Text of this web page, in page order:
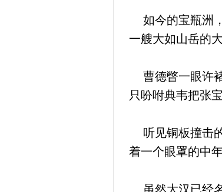
如今的宝瓶洲
一艘大如山岳的
曹德瞥一眼许褚
只吩咐典韦把张
听见铜板撞击
着一个眼罩的中年
虽然大汉已经